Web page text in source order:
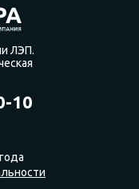
ЛЭП.
10